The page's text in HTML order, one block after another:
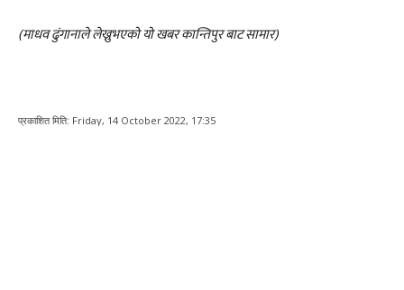
(माधव ढुंगानाले लेख्नुभएको यो खबर कान्तिपुर बाट सामार)
प्रकाशित मिति: Friday, 14 October 2022, 17:35